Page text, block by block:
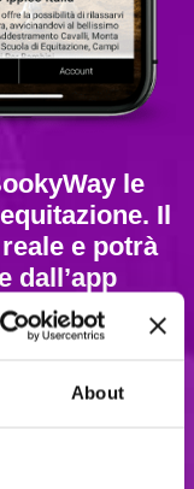
About
le
Il
e potrà
dall’app